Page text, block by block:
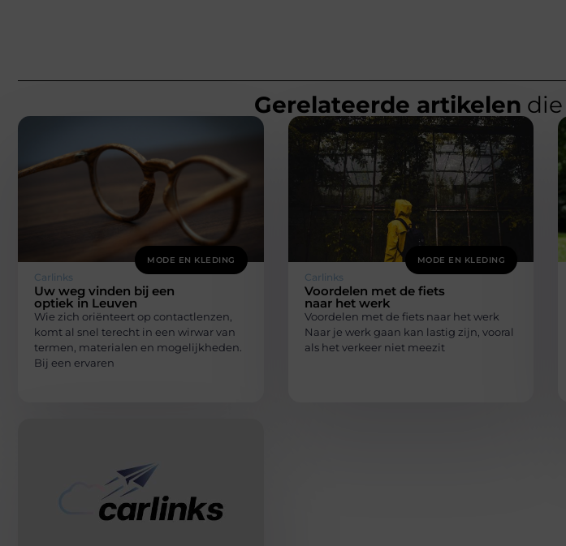
Gerelateerde artikelen
MODE EN KLEDING
Carlinks
Uw weg vinden bij een
optiek in Leuven
Wie zich oriënteert op contactlenzen,
komt al snel terecht in een wirwar van
termen, materialen en mogelijkheden.
Bij een ervaren
MODE EN KLEDING
Carlinks
Voordelen met de fiets
naar het werk
Voordelen met de fiets naar het werk
Naar je werk gaan kan lastig zijn, vooral
als het verkeer niet meezit